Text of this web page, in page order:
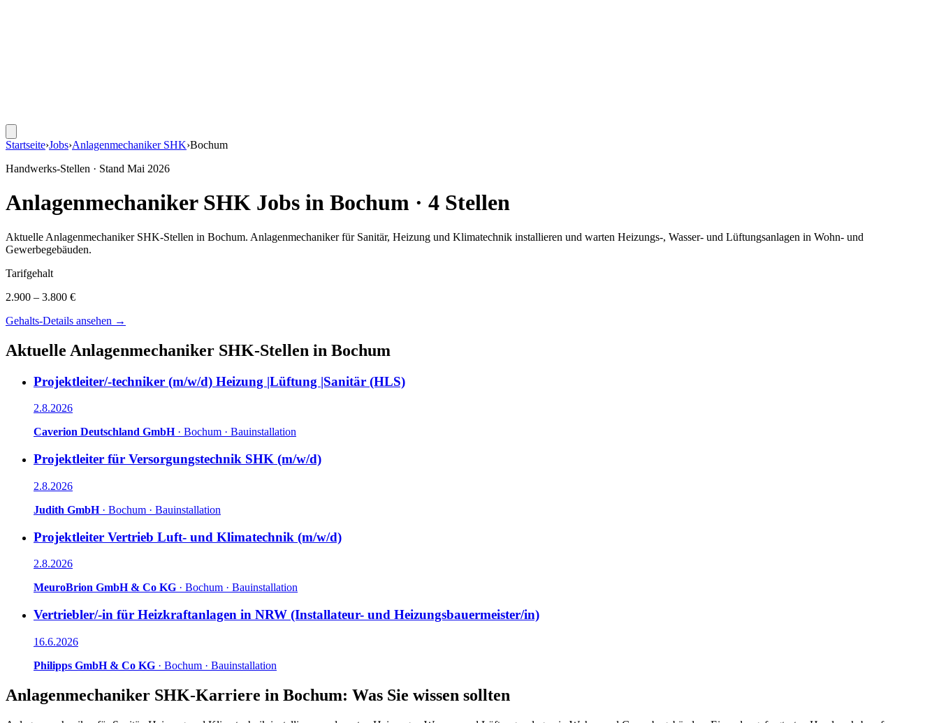
Startseite›Jobs›Anlagenmechaniker SHK›Bochum
Handwerks-Stellen · Stand Mai 2026
Anlagenmechaniker SHK Jobs in Bochum · 4 Stellen
Aktuelle Anlagenmechaniker SHK-Stellen in Bochum. Anlagenmechaniker für Sanitär, Heizung und Klimatechnik installieren und warten Heizungs-, Wasser- und Lüftungsanlagen in Wohn- und
Gewerbegebäuden.
Tarifgehalt
2.900 – 3.800 €
Gehalts-Details ansehen →
Aktuelle Anlagenmechaniker SHK-Stellen in Bochum
Projektleiter/-techniker (m/w/d) Heizung |Lüftung |Sanitär (HLS)
2.8.2026
Caverion Deutschland GmbH· Bochum · Bauinstallation
Projektleiter für Versorgungstechnik SHK (m/w/d)
2.8.2026
Judith GmbH· Bochum · Bauinstallation
Projektleiter Vertrieb Luft- und Klimatechnik (m/w/d)
2.8.2026
MeuroBrion GmbH & Co KG · Bochum · Bauinstallation
Vertriebler/-in für Heizkraftanlagen in NRW (Installateur- und Heizungsbauermeister/in)
16.6.2026
Philipps GmbH & Co KG · Bochum · Bauinstallation
Anlagenmechaniker SHK-Karriere in Bochum: Was Sie wissen sollten